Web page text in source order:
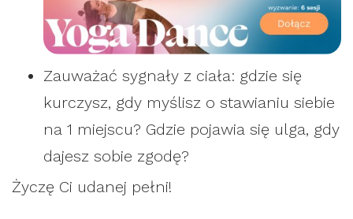
Zauważać sygnały z ciała: gdzie się
kurczysz, gdy myślisz o stawianiu siebie
na 1 miejscu? Gdzie pojawia się ulga, gdy
dajesz sobie zgodę?
Życzę Ci udanej pełni!